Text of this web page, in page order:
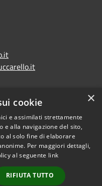
Copyright © 2026 • Comune di
Municipium•
Accesso
×
cookie
e assimilati strettamente
e alla navigazione del sito,
al solo fine di elaborare
Per maggiori dettagli,
al seguente link
RIFIUTA TUTTO